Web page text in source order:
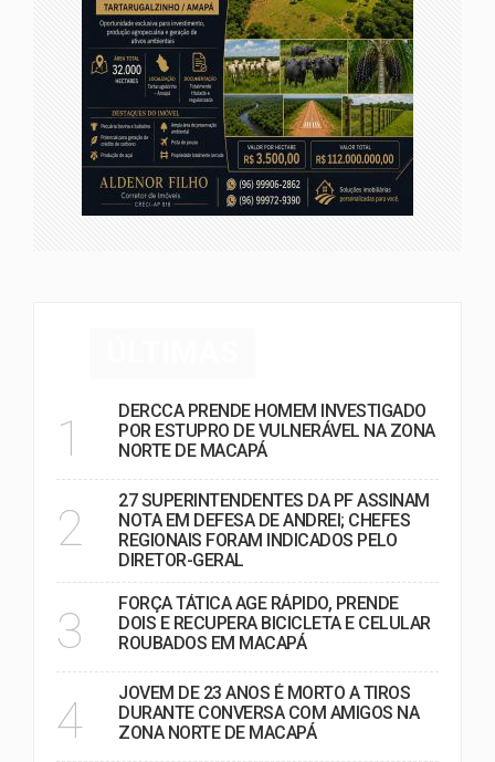
1
DERCCA PRENDE HOMEM INVESTIGADO
POR ESTUPRO DE VULNERÁVEL NA ZONA
NORTE DE MACAPÁ
2
27 SUPERINTENDENTES DA PF ASSINAM
NOTA EM DEFESA DE ANDREI; CHEFES
REGIONAIS FORAM INDICADOS PELO
DIRETOR-GERAL
3
FORÇA TÁTICA AGE RÁPIDO, PRENDE
DOIS E RECUPERA BICICLETA E CELULAR
ROUBADOS EM MACAPÁ
4
JOVEM DE 23 ANOS É MORTO A TIROS
DURANTE CONVERSA COM AMIGOS NA
ZONA NORTE DE MACAPÁ